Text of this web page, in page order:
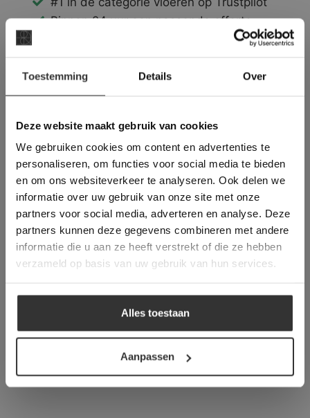
Toestemming Details Over
Deze website maakt gebruik van cookies
We gebruiken cookies om content en advertenties te
personaliseren, om functies voor social media te bieden
en om ons websiteverkeer te analyseren. Ook delen we
informatie over uw gebruik van onze site met onze
partners voor social media, adverteren en analyse. Deze
partners kunnen deze gegevens combineren met andere
informatie die u aan ze heeft verstrekt of die ze hebben
verzameld op basis van uw gebruik van hun services.
Alles toestaan
Aanpassen
Binnen 24 uur een passende offerte
Legwerk vanuit het tegelzettersgilde
Meer dan 500 m2 showtuin
Deze website maakt
gebruik van cookies.
This Cookie Banner was deleted and is no
longer working. Please contact the website
administrator.
Deze website gebruikt cookies om de
gebruikerservaring te verbeteren. Door
gebruik te maken van onze website geeft u
toestemming voor alle cookies in
overeenstemming met ons cookiebeleid.Lees
verder
ALLES ACCEPTEREN
ALLES AFWIJZEN
DETAILS WEERGEVEN